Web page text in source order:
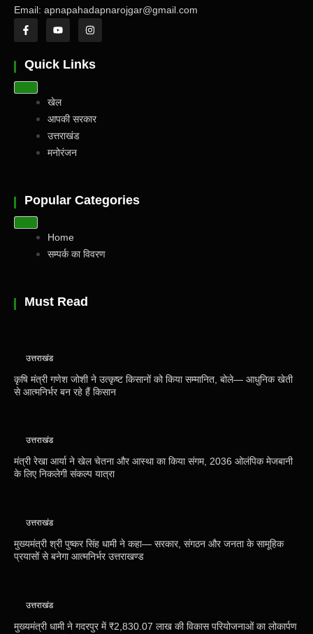
Email: apnapahadapnarojgar@gmail.com
Quick Links
खेल
आपकी सरकार
उत्तराखंड
मनोरंजन
Popular Categories
Home
सम्पर्क का विवरण
Must Read
उत्तराखंड
कृषि मंत्री गणेश जोशी ने उत्कृष्ट किसानों को किया सम्मानित, बोले— आधुनिक खेती
से आत्मनिर्भर बन रहे हैं किसान
उत्तराखंड
मंत्री रेखा आर्या ने खेल चेतना और आस्था का किया संगम, 2036 ओलंपिक मेजबानी
के लिए निकलेगी संकल्प यात्रा
उत्तराखंड
मुख्यमंत्री श्री पुष्कर सिंह धामी ने कहा— सरकार, संगठन और जनता के सामूहिक
प्रयासों से बनेगा आत्मनिर्भर उत्तराखण्ड
उत्तराखंड
मुख्यमंत्री धामी ने गदरपुर में ₹2,830.07 लाख की विकास परियोजनाओं का लोकार्पण